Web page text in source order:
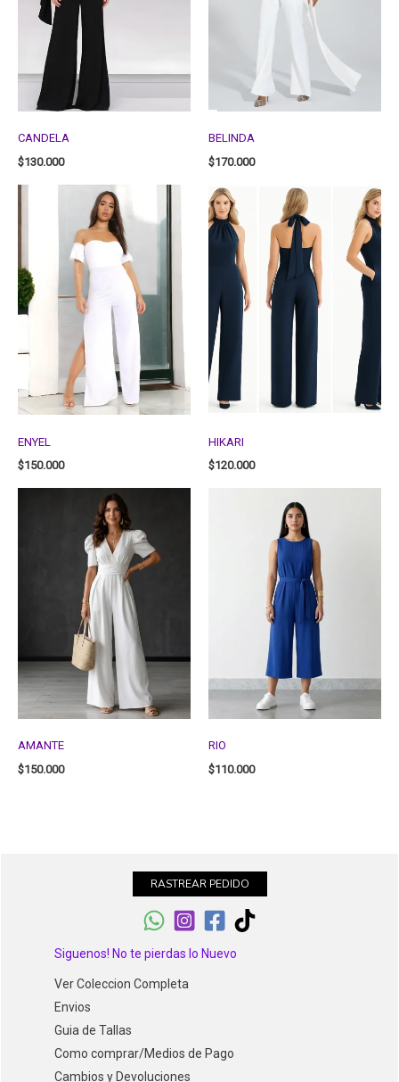
CANDELA
$130.000
BELINDA
$170.000
ENYEL
$150.000
HIKARI
$120.000
AMANTE
$150.000
RIO
$110.000
RASTREAR PEDIDO
Siguenos! No te pierdas lo Nuevo
Ver Coleccion Completa
Envios
Guia de Tallas
Como comprar/Medios de Pago
Cambios y Devoluciones